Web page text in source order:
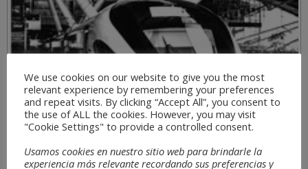
We use cookies on our website to give you the most
relevant experience by remembering your preferences
and repeat visits. By clicking “Accept All”, you consent to
the use of ALL the cookies. However, you may visit
"Cookie Settings" to provide a controlled consent.
Usamos cookies en nuestro sitio web para brindarle la
experiencia más relevante recordando sus preferencias y